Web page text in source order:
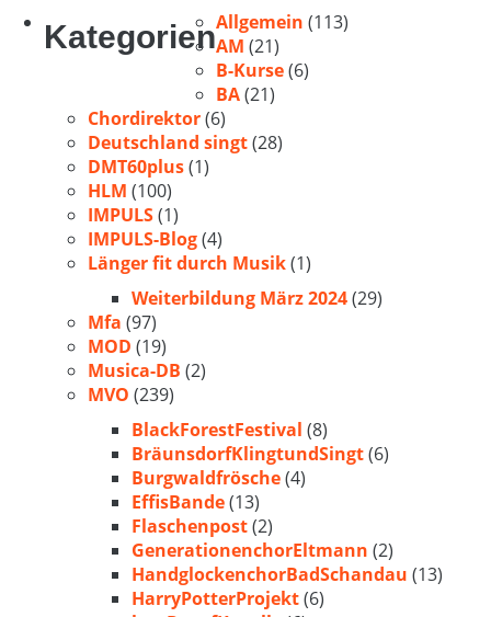
KategorienAllgemein (113)
AM (21)
B-Kurse(6)
BA(21)
Chordirektor(6)
Deutschland singt(28)
DMT60plus(1)
HLM (100)
IMPULS(1)
IMPULS-Blog(4)
Länger fit durch Musik(1)
Weiterbildung März 2024(29)
Mfa (97)
MOD (19)
Musica-DB (2)
MVO (239)
BlackForestFestival (8)
BräunsdorfKlingtundSingt(6)
Burgwaldfrösche(4)
EffisBande(13)
Flaschenpost(2)
GenerationenchorEltmann (2)
HandglockenchorBadSchandau (13)
HarryPotterProjekt(6)